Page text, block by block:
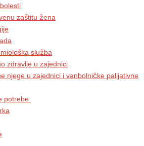
zaštitu žena
služba
zdravlje u zajednici
njege u zajednici i vanbolničke palijativne
potrebe